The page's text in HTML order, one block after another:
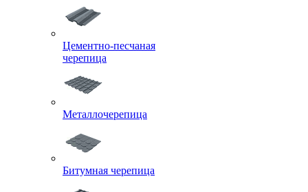
Цементно-песчаная
черепица
Металлочерепица
Битумная черепица